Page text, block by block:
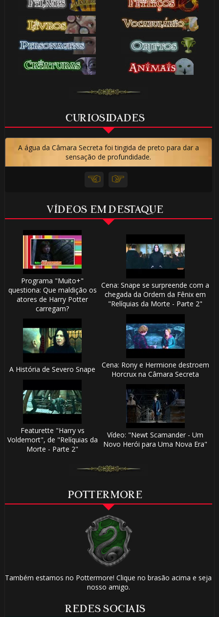
CURIOSIDADES
A água da Câmara Secreta foi tingida de preto para dar a
sensação de profundidade.
VÍDEOS EM DESTAQUE
Programa "Muito+"
questiona: Que maldição os
atores de Harry Potter
carregam?
Cena: Snape se surpreende com a
chegada da Ordem da Fênix em
"Relíquias da Morte - Parte 2"
A História de Severo Snape
Cena: Rony e Hermione destroem
Horcrux na Câmara Secreta
Featurette "Harry vs
Voldemort", de "Relíquias da
Morte - Parte 2"
Vídeo: "Newt Scamander - Um
Novo Herói para Uma Nova Era"
POTTERMORE
Também estamos no Pottermore! Clique no brasão acima e seja
nosso amigo.
REDES SOCIAIS